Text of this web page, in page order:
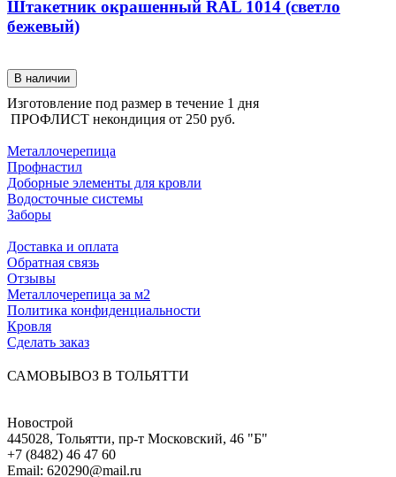
Штакетник окрашенный RAL 1014 (светло
бежевый)
В наличии
Изготовление под размер в течение 1 дня
ПРОФЛИСТ некондиция от 250 руб.
Металлочерепица
Профнастил
Доборные элементы для кровли
Водосточные системы
Заборы
Доставка и оплата
Обратная связь
Отзывы
Металлочерепица за м2
Политика конфиденциальности
Кровля
Сделать заказ
САМОВЫВОЗ В ТОЛЬЯТТИ
Новострой
445028, Тольятти, пр-т Московский, 46 "Б"
+7 (8482) 46 47 60
Email: 620290@mail.ru